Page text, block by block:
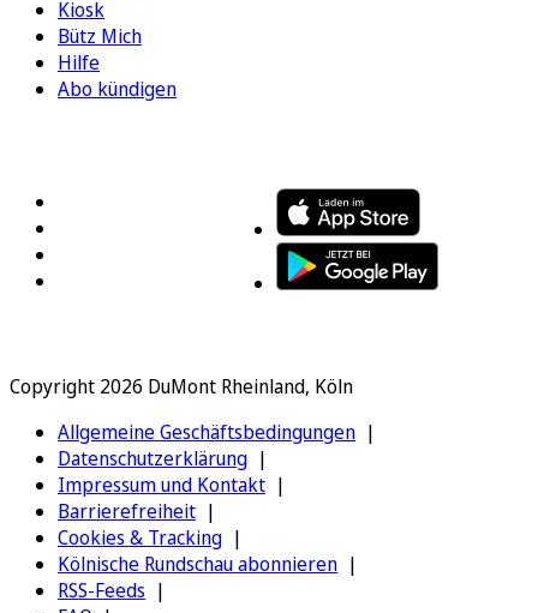
Kiosk
Bütz Mich
Hilfe
Abo kündigen
Copyright 2026 DuMont Rheinland, Köln
Allgemeine Geschäftsbedingungen
Datenschutzerklärung
Impressum und Kontakt
Barrierefreiheit
Cookies & Tracking
Kölnische Rundschau abonnieren
RSS-Feeds